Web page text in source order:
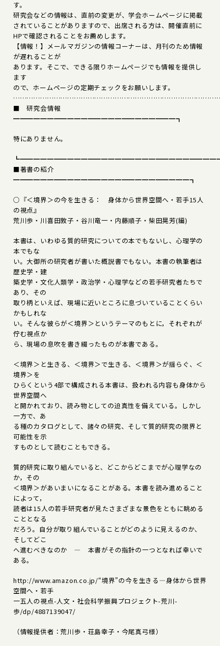
す。
研究会などの情報は、直前の変更が、学会ホームページに掲載
されていることがありますので、出席される方は、開催直前に
HPで確認されることをお薦めします。
【情報！】メールマガジンの情報コーナーは、月刊のため情報
が遅れることが
あります。そこで、できる限りホームページでも情報を提供し
ます
ので、ホームページの定期チェックをお願いします。
■ 研究会情報
━━━━━━━━━━━━━━━━━━━━━━━━┓
特にありません。
■著書の紹介
━━━━━━━━━━━━━━━━━━━━━━━━━━┓
○『＜境界＞の今を生きる： 身体から世界空間へ・若手15人
の視点』
荒川歩・川喜田敦子・谷川竜一・内藤順子・柴田晃芳(編)
本書は、いわゆる質的研究についての本でもないし、心理学の
本でもな
い。大御所の研究者が書いた概説書でもない。本書の執筆者は
歴史学・建
築史学・文化人類学・政治学・心理学などの若手研究者たちで
あり、その
取り柄といえば、現場に近いところに息づいていることくらい
かもしれな
い。そんな彼らが＜境界＞というテーマのもとに，それぞれが
佇む視点か
ら、現場の息吹を書き綴ったものが本書である。
＜境界＞と生きる、＜境界＞で生きる、＜境界＞が揺らぐ、＜
境界＞を
ひらくという4部で構成される本書は、扱われる内容も身体から
世界空間へ
と開かれており、読み物としての迫真性を備えている。しかし
一方で、あ
る種のカタログとして、諸々の研究、そして質的研究の限界と
可能性を示
すものとして読むこともできる。
質的研究に取り組んでいると、どこからどこまでが心理学なの
か，その
＜境界＞があいまいになることがある。本書を読み進めること
によって，
読者は15人の若手研究者が見たさまざまな景色をともに眺める
こととなる
だろう。自分が取り組んでいることがどのように見えるのか、
そしてどこ
へ進むべきなのか ― 本書がその指針の一つとなれば幸いで
ある。
http://www.amazon.co.jp/“境界”の今を生きる―身体から世界
空間へ・若手
一五人の視点-人文・社会科学振興プロジェクト-荒川-
歩/dp/4887139047/
（情報提供者：荒川歩・荘島幸子・今尾真弓様）